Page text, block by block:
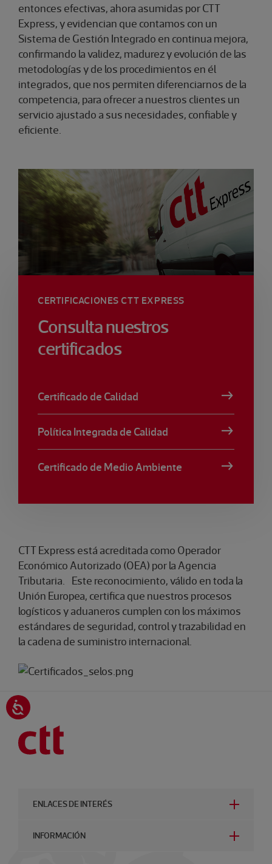
entonces efectivas, ahora asumidas por CTT
Express, y evidencian que contamos con un
Sistema de Gestión Integrado en continua mejora,
confirmando la validez, madurez y evolución de las
metodologías y de los procedimientos en él
integrados, que nos permiten diferenciarnos de la
competencia, para ofrecer a nuestros clientes un
servicio ajustado a sus necesidades, confiable y
eficiente.
CERTIFICACIONES CTT EXPRESS
Consulta nuestros
certificados
Certificado de Calidad
Política Integrada de Calidad
Certificado de Medio Ambiente
CTT Express está acreditada como Operador
Económico Autorizado (OEA) por la Agencia
Tributaria. Este reconocimiento, válido en toda la
Unión Europea, certifica que nuestros procesos
logísticos y aduaneros cumplen con los máximos
estándares de seguridad, control y trazabilidad en
la cadena de suministro internacional.
ENLACES DE INTERÉS
INFORMACIÓN